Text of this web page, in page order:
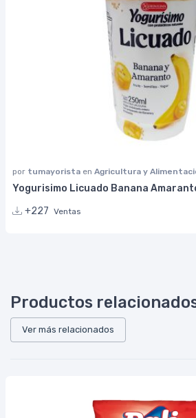
por tumayorista en Agricultura y
Yogurisimo Licuado Banana
+227 Ventas
Productos
Ver más relacionados